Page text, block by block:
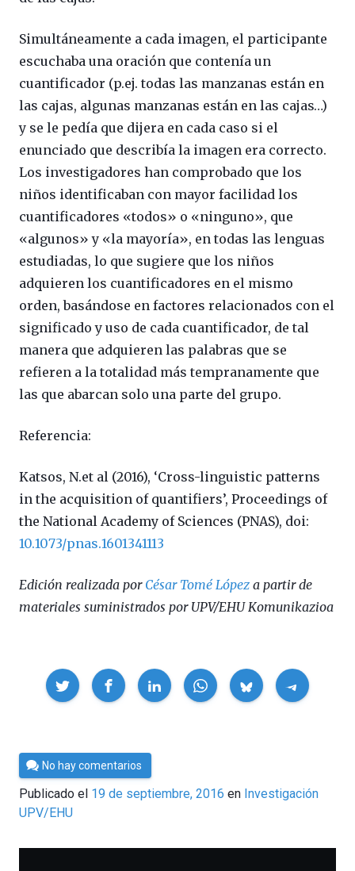
Simultáneamente a cada imagen, el participante
escuchaba una oración que contenía un
cuantificador (p.ej. todas las manzanas están en
las cajas, algunas manzanas están en las cajas…)
y se le pedía que dijera en cada caso si el
enunciado que describía la imagen era correcto.
Los investigadores han comprobado que los
niños identificaban con mayor facilidad los
cuantificadores «todos» o «ninguno», que
«algunos» y «la mayoría», en todas las lenguas
estudiadas, lo que sugiere que los niños
adquieren los cuantificadores en el mismo
orden, basándose en factores relacionados con el
significado y uso de cada cuantificador, de tal
manera que adquieren las palabras que se
refieren a la totalidad más tempranamente que
las que abarcan solo una parte del grupo.
Referencia:
Katsos, N.et al (2016), ‘Cross-linguistic patterns
in the acquisition of quantifiers’, Proceedings of
the National Academy of Sciences (PNAS), doi:
10.1073/pnas.1601341113
Edición realizada por César Tomé López a partir de
materiales suministrados por UPV/EHU Komunikazioa
Compartir
Por
César
Tomé
No hay comentarios
Publicado el 19 de septiembre, 2016 en Investigación
UPV/EHU